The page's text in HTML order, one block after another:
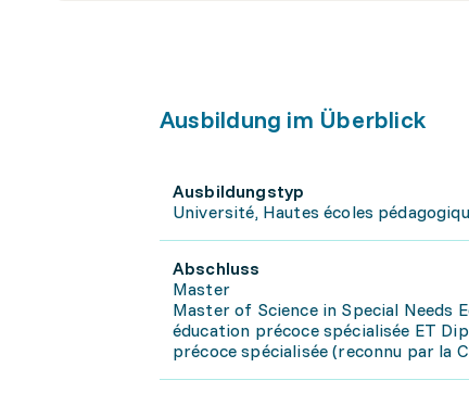
Ausbildung im Überblick
Ausbildungstyp
Université, Hautes écoles
Abschluss
Master
Master of Science in Special Needs
éducation précoce spécialisée ET
précoce spécialisée (reconnu par la